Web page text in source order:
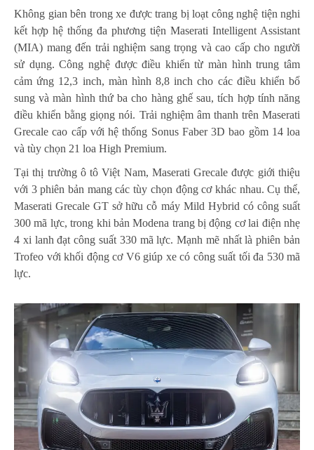
Không gian bên trong xe được trang bị loạt công nghệ tiện nghi
kết hợp hệ thống đa phương tiện Maserati Intelligent Assistant
(MIA) mang đến trải nghiệm sang trọng và cao cấp cho người
sử dụng. Công nghệ được điều khiển từ màn hình trung tâm
cảm ứng 12,3 inch, màn hình 8,8 inch cho các điều khiển bổ
sung và màn hình thứ ba cho hàng ghế sau, tích hợp tính năng
điều khiển bằng giọng nói. Trải nghiệm âm thanh trên Maserati
Grecale cao cấp với hệ thống Sonus Faber 3D bao gồm 14 loa
và tùy chọn 21 loa High Premium.
Tại thị trường ô tô Việt Nam, Maserati Grecale được giới thiệu
với 3 phiên bản mang các tùy chọn động cơ khác nhau. Cụ thể,
Maserati Grecale GT sở hữu cỗ máy Mild Hybrid có công suất
300 mã lực, trong khi bản Modena trang bị động cơ lai điện nhẹ
4 xi lanh đạt công suất 330 mã lực. Mạnh mẽ nhất là phiên bản
Trofeo với khối động cơ V6 giúp xe có công suất tối đa 530 mã
lực.